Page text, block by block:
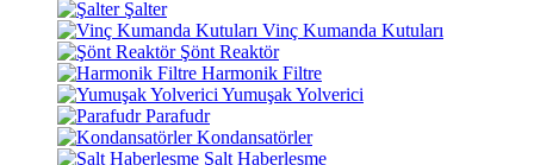
Şalter
Vinç Kumanda Kutuları
Şönt Reaktör
Harmonik Filtre
Yumuşak Yolverici
Parafudr
Kondansatörler
Şalt Haberleşme